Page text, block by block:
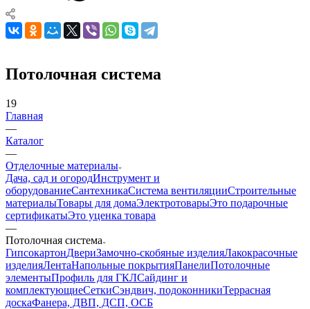
Потолочная система
19
Главная
—
Каталог
—
Отделочные материалы
Дача, сад и огородИнструмент и
оборудованиеСантехникаСистема вентиляцииСтроительные
материалыТовары для домаЭлектротоварыЭто подарочные
сертификатыЭто уценка товара
—
Потолочная система
ГипсокартонДвериЗамочно-скобяные изделияЛакокрасочные
изделияЛентаНапольные покрытияПанелиПотолочные
элементыПрофиль для ГКЛСайдинг и
комплектующиеСеткиСэндвич, подоконникиТеррасная
доскаФанера, ДВП, ДСП, ОСБ